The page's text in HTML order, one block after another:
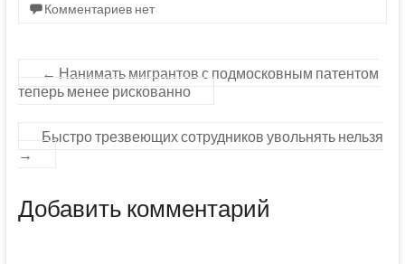
Комментариев нет
← Нанимать мигрантов с подмосковным патентом
теперь менее рискованно
Быстро трезвеющих сотрудников увольнять нельзя
→
Добавить комментарий